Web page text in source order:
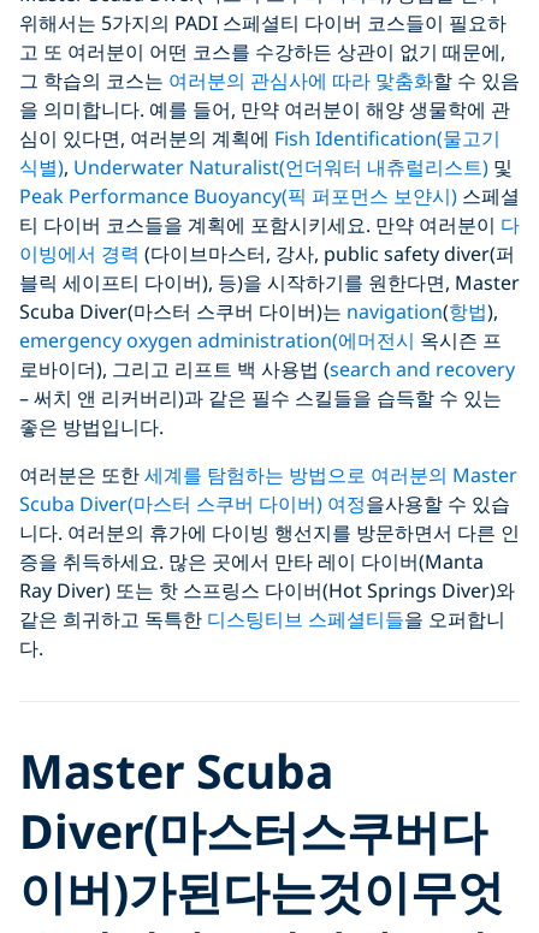
위해서는 5가지의 PADI 스페셜티 다이버 코스들이 필요하
고 또 여러분이 어떤 코스를 수강하든 상관이 없기 때문에,
그 학습의 코스는 여러분의 관심사에 따라 맟춤화할 수 있음
을 의미합니다. 예를 들어, 만약 여러분이 해양 생물학에 관
심이 있다면, 여러분의 계획에 Fish Identification(물고기
식별), Underwater Naturalist(언더워터 내츄럴리스트) 및
Peak Performance Buoyancy(픽 퍼포먼스 보얀시) 스페셜
티 다이버 코스들을 계획에 포함시키세요. 만약 여러분이 다
이빙에서 경력 (다이브마스터, 강사, public safety diver(퍼
블릭 세이프티 다이버), 등)을 시작하기를 원한다면, Master
Scuba Diver(마스터 스쿠버 다이버)는 navigation(항법),
emergency oxygen administration(에머전시 옥시즌 프
로바이더), 그리고 리프트 백 사용법 (search and recovery
– 써치 앤 리커버리)과 같은 필수 스킬들을 습득할 수 있는
좋은 방법입니다.
여러분은 또한세계를 탐험하는 방법으로 여러분의 Master
Scuba Diver(마스터 스쿠버 다이버) 여정을사용할 수 있습
니다. 여러분의 휴가에 다이빙 행선지를 방문하면서 다른 인
증을 취득하세요. 많은 곳에서 만타 레이 다이버(Manta
Ray Diver) 또는 핫 스프링스 다이버(Hot Springs Diver)와
같은 희귀하고 독특한 디스팅티브 스페셜티들을 오퍼합니
다.
Master Scuba
Diver(마스터스쿠버다
이버)가된다는것이무엇